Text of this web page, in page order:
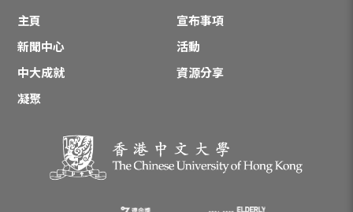
主頁
宣布事項
新聞中心
活動
中大成就
資源分享
凝聚